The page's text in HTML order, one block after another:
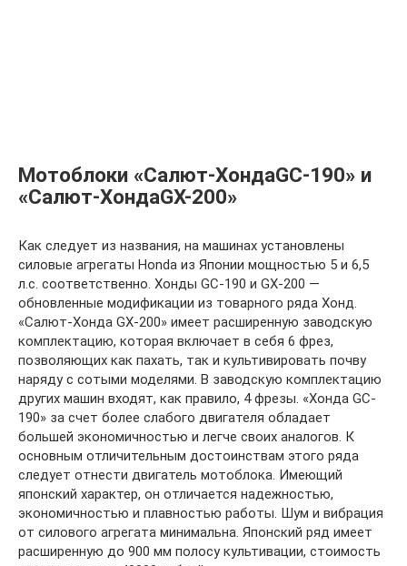
Мотоблоки «Салют-ХондаGC-190» и
«Салют-ХондаGX-200»
Как следует из названия, на машинах установлены
силовые агрегаты Honda из Японии мощностью 5 и 6,5
л.с. соответственно. Хонды GC-190 и GX-200 —
обновленные модификации из товарного ряда Хонд.
«Салют-Хонда GX-200» имеет расширенную заводскую
комплектацию, которая включает в себя 6 фрез,
позволяющих как пахать, так и культивировать почву
наряду с сотыми моделями. В заводскую комплектацию
других машин входят, как правило, 4 фрезы. «Хонда GC-
190» за счет более слабого двигателя обладает
большей экономичностью и легче своих аналогов. К
основным отличительным достоинствам этого ряда
следует отнести двигатель мотоблока. Имеющий
японский характер, он отличается надежностью,
экономичностью и плавностью работы. Шум и вибрация
от силового агрегата минимальна. Японский ряд имеет
расширенную до 900 мм полосу культивации, стоимость